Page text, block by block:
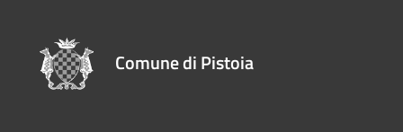
Comune di Pistoia